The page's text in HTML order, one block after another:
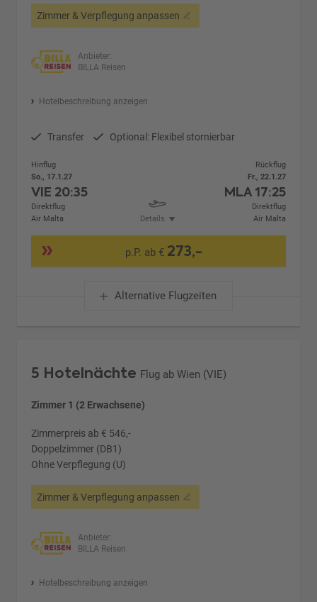
Zimmer & Verpflegung anpassen
Anbieter:
BILLA Reisen
Hotelbeschreibung anzeigen
Transfer Optional: Flexibel stornierbar
Hinflug
So., 17.1.27
VIE 20:35
Direktflug
Air Malta
Details
Rückflug
Fr., 22.1.27
MLA 17:25
Direktflug
Air Malta
p.P. ab € 273,-
Alternative Flugzeiten
5 Hotelnächte Flug ab Wien (VIE)
Zimmer 1 (2 Erwachsene)
Zimmerpreis ab € 546,-
Doppelzimmer (DB1)
Ohne Verpflegung (U)
Zimmer & Verpflegung anpassen
Anbieter:
BILLA Reisen
Hotelbeschreibung anzeigen